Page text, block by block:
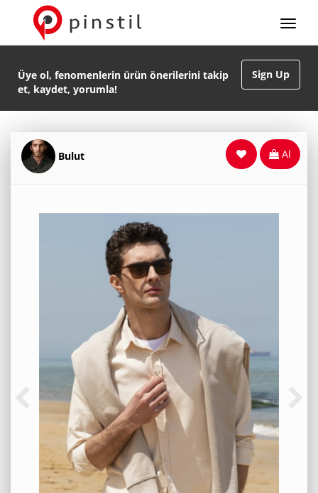
Sign Up
Üye ol, fenomenlerin ürün önerilerini takip
et, kaydet, yorumla!
Bulut Al